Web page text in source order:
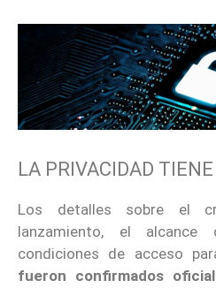
LA PRIVACIDAD
Los detalles sobre el
lanzamiento, el
condiciones de acceso
fueron confirmados